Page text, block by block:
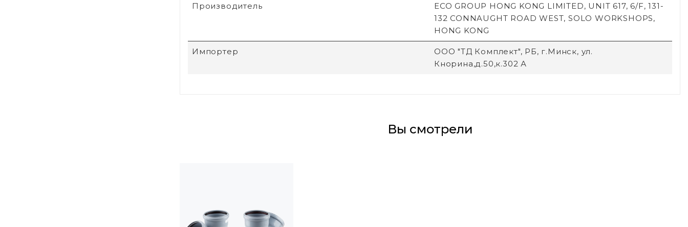
Производитель
ECO GROUP HONG KONG LIMITED, UNIT 617, 6/F, 131-
132 CONNAUGHT ROAD WEST, SOLO WORKSHOPS,
HONG KONG
Импортер
ООО "ТД Комплект", РБ, г.Минск, ул.
Кнорина,д.50,к.302 А
Вы смотрели